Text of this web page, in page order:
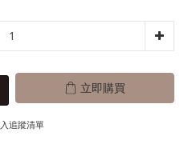
立即購買
追蹤清單